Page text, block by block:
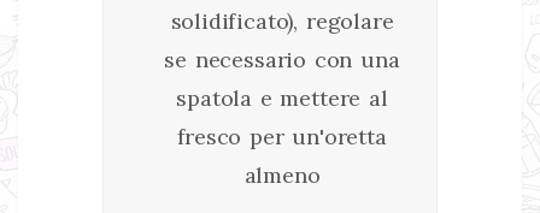
solidificato), regolare
se necessario con una
spatola e mettere al
fresco per un'oretta
almeno